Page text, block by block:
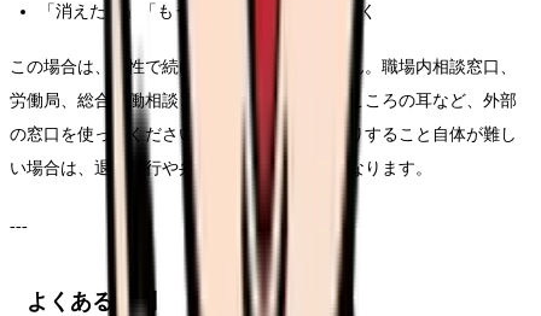
「消えたい」「もう無理」という考えが続く
この場合は、根性で続ける段階ではありません。職場内相談窓口、
労働局、総合労働相談コーナー、医療機関、こころの耳など、外部
の窓口を使ってください。職場と直接やり取りすること自体が難し
い場合は、退職代行や弁護士相談も選択肢になります。
---
よくある質問